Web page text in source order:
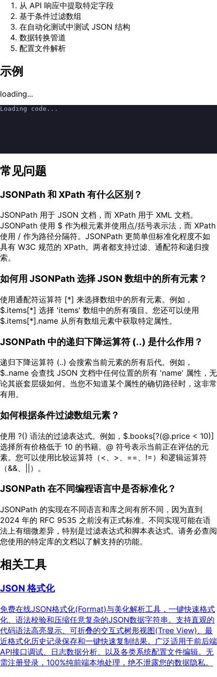
从 API 响应中提取特定字段
基于条件过滤数组
在自动化测试中测试 JSON 结构
数据转换管道
配置文件解析
示例
loading...
Loading code...
常见问题
JSONPath 和 XPath 有什么区别？
JSONPath 用于 JSON 文档，而 XPath 用于 XML 文档。
JSONPath 使用 $ 作为根元素并使用点/括号表示法，而 XPath
使用 / 作为路径分隔符。JSONPath 更简单但标准化程度不如
具有 W3C 规范的 XPath。两者都支持过滤、通配符和递归搜
索。
如何用 JSONPath 选择 JSON 数组中的所有元素？
使用通配符运算符 [*] 来选择数组中的所有元素。例如，
$.items[*] 选择 'items' 数组中的所有项目。您还可以使用
$.items[*].name 从所有数组元素中获取特定属性。
JSONPath 中的递归下降运算符 (..) 是什么作用？
递归下降运算符 (..) 会搜索当前元素的所有后代。例如，
$..name 会查找 JSON 文档中任何位置的所有 'name' 属性，无
论其嵌套层级如何。当您不知道某个属性的确切路径时，这非常
有用。
如何根据条件过滤数组元素？
使用 ?() 语法的过滤表达式。例如，$.books[?(@.price < 10)]
选择所有价格低于 10 的书籍。@ 符号表示当前正在评估的元
素。您可以使用比较运算符（<、>、==、!=）和逻辑运算符
（&&、||）。
JSONPath 在不同编程语言中是否标准化？
JSONPath 的实现在不同语言和库之间有所不同，因为直到
2024 年的 RFC 9535 之前没有正式标准。不同实现可能在语
法上有细微差异，特别是过滤表达式和脚本表达式。请务必查阅
您使用的特定库的文档以了解支持的功能。
相关工具
JSON 格式化
免费在线JSON格式化(Format)与美化解析工具，一键快速格式
化、语法校验和压缩任意复杂的JSON数据字符串。支持直观的
代码语法高亮显示、可折叠的交互式树形视图(Tree View)、最
近格式化历史记录保存和一键快速复制结果。广泛适用于前后端
API接口调试、日志数据分析、以及各类系统配置文件编辑。无
需注册登录，100%纯前端本地处理，绝不泄露您的数据隐私。